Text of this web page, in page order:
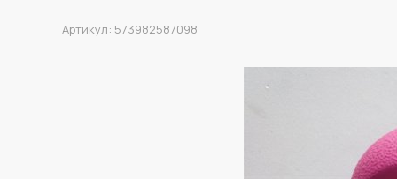
Артикул: 573982587098